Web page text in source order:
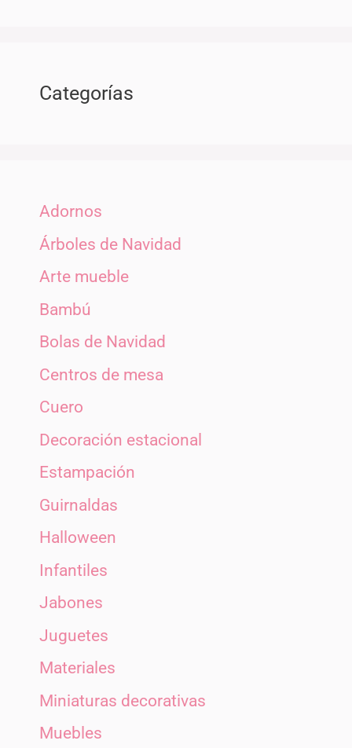
Categorías
Adornos
Árboles de Navidad
Arte mueble
Bambú
Bolas de Navidad
Centros de mesa
Cuero
Decoración estacional
Estampación
Guirnaldas
Halloween
Infantiles
Jabones
Juguetes
Materiales
Miniaturas decorativas
Muebles